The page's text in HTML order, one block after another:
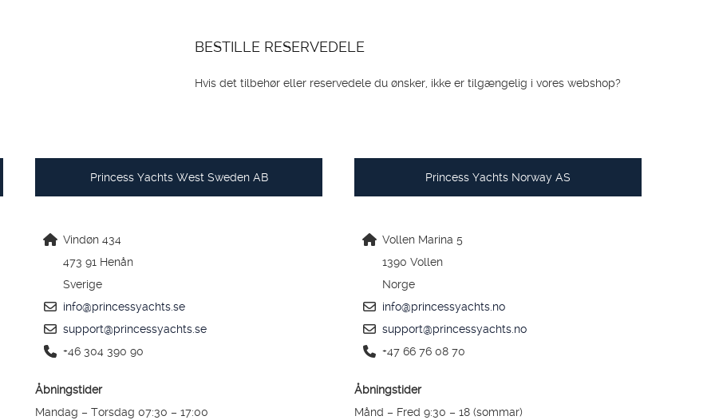
BESTILLE RESERVEDELE
Hvis det tilbehør eller reservedele du ønsker, ikke er tilgængelig i vores webshop?
Princess Yachts West Sweden AB
Vindøn 434
473 91 Henån
Sverige
info@princessyachts.se
support@princessyachts.se
+46 304 390 90
Åbningstider
Mandag – Torsdag 07:30 – 17:00
Princess Yachts Norway AS
Vollen Marina 5
1390 Vollen
Norge
info@princessyachts.no
support@princessyachts.no
+47 66 76 08 70
Åbningstider
Månd – Fred 9:30 – 18 (sommar)
BÅDE
MARINER
EVENT
SHOP
KONTAKT